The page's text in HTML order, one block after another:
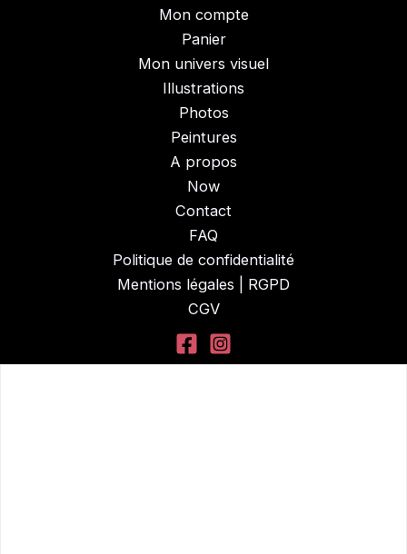
Mon compte
Panier
Mon univers visuel
Illustrations
Photos
Peintures
A propos
Now
Contact
FAQ
Politique de confidentialité
Mentions légales | RGPD
CGV